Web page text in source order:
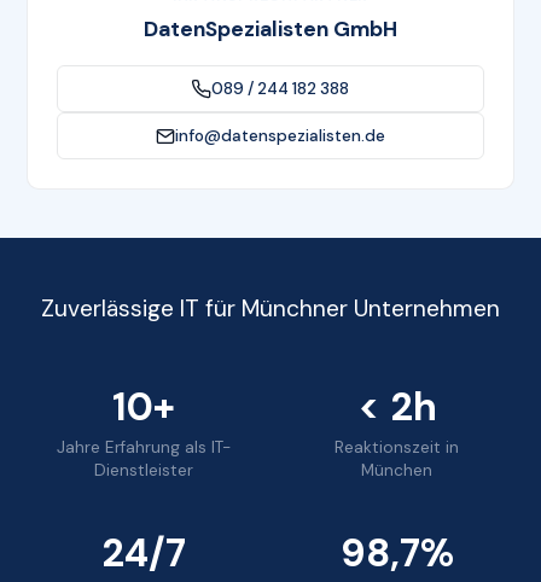
DatenSpezialisten GmbH
089 / 244 182 388
info@datenspezialisten.de
Zuverlässige IT für Münchner Unternehmen
10+
Jahre Erfahrung als IT-
Dienstleister
< 2h
Reaktionszeit in
München
24/7 98,7%